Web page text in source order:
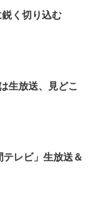
く切り込む
生放送、見どこ
レビ」生放送＆